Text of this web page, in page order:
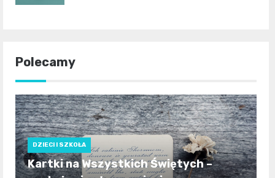
Polecamy
DZIECI I SZKOŁA
Kartki na Wszystkich Świętych –